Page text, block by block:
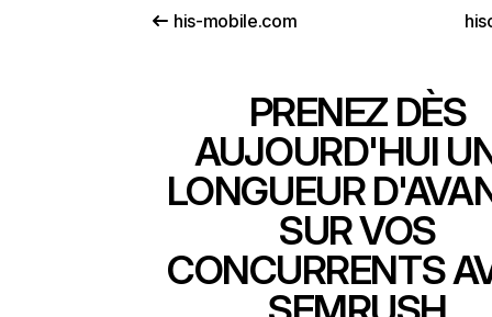
his-mobile.com
PRENEZ DÈS
AUJOURD'HUI
LONGUEUR
SUR VOS
CONCURRENTS